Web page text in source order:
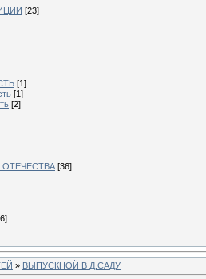
[23]
[1]
[1]
[2]
[36]
» ВЫПУСКНОЙ В Д.САДУ